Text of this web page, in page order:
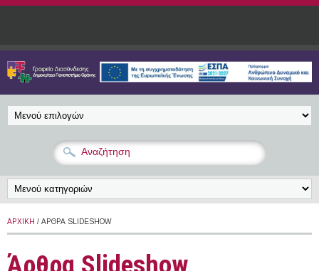
Παράκαμψη προς το κυρίως περιεχόμενο
ΑΡΧΙΚΉ / ΆΡΘΡΑ SLIDESHOW
Άρθρα Slideshow